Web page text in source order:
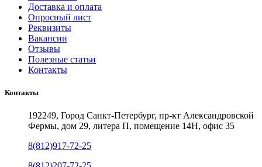
Доставка и оплата
Опросный лист
Реквизиты
Вакансии
Отзывы
Полезные статьи
Контакты
Контакты
192249, Город Санкт-Петербург, пр-кт Александровской
Фермы, дом 29, литера П, помещение 14Н, офис 35
8(812)917-72-25